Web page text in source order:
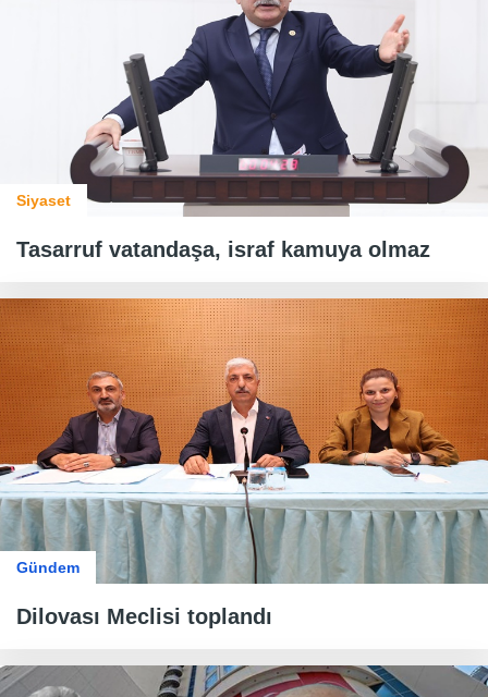
Siyaset
Tasarruf vatandaşa, israf kamuya olmaz
Gündem
Dilovası Meclisi toplandı